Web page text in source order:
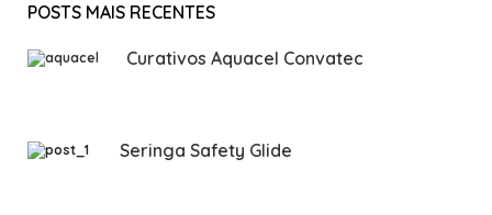
POSTS MAIS RECENTES
Curativos Aquacel Convatec
Seringa Safety Glide